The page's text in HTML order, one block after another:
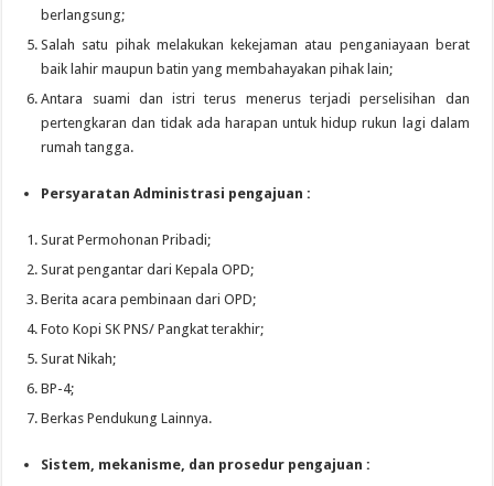
berlangsung;
Salah satu pihak melakukan kekejaman atau penganiayaan berat
baik lahir maupun batin yang membahayakan pihak lain;
Antara suami dan istri terus menerus terjadi perselisihan dan
pertengkaran dan tidak ada harapan untuk hidup rukun lagi dalam
rumah tangga.
Persyaratan Administrasi pengajuan :
Surat Permohonan Pribadi;
Surat pengantar dari Kepala OPD;
Berita acara pembinaan dari OPD;
Foto Kopi SK PNS/ Pangkat terakhir;
Surat Nikah;
BP-4;
Berkas Pendukung Lainnya.
Sistem, mekanisme, dan prosedur pengajuan :